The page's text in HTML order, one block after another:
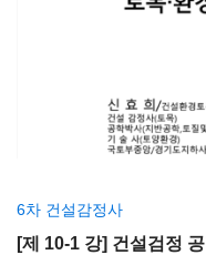
6차 건설감정사
[제 10-1 강] 건설검정